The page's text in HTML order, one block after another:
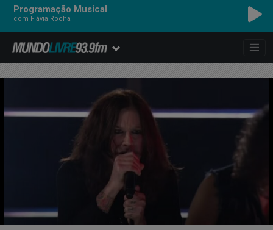
Programação Musical
com Flávia Rocha